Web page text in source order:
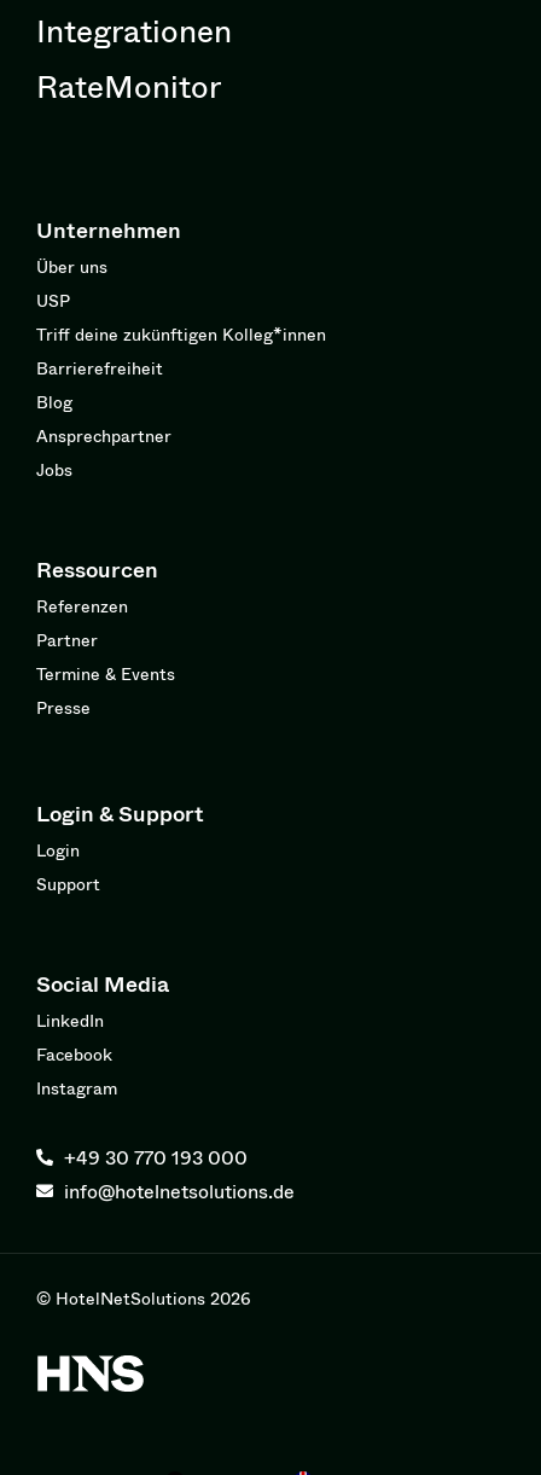
Integrationen
RateMonitor
Unternehmen
Über uns
USP
Triff deine zukünftigen Kolleg*innen
Barrierefreiheit
Blog
Ansprechpartner
Jobs
Ressourcen
Referenzen
Partner
Termine & Events
Presse
Login & Support
Login
Support
Social Media
LinkedIn
Facebook
Instagram
+49 30 770 193 000
info@hotelnetsolutions.de
© HotelNetSolutions 2026